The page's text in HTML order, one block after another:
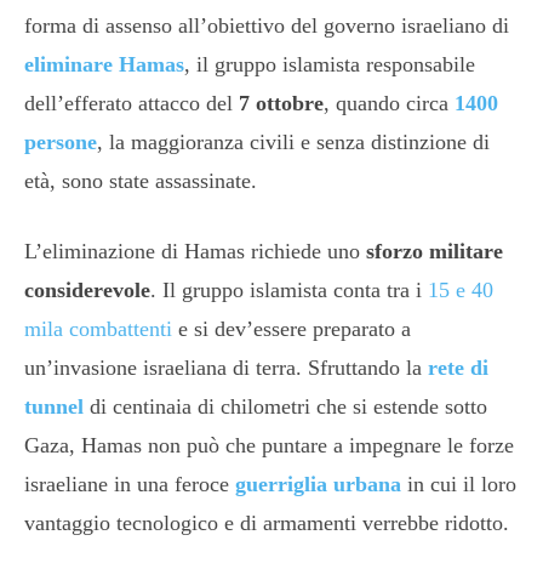
forma di assenso all’obiettivo del governo israeliano di
eliminare Hamas, il gruppo islamista responsabile
dell’efferato attacco del 7 ottobre, quando circa 1400
persone, la maggioranza civili e senza distinzione di
età, sono state assassinate.
L’eliminazione di Hamas richiede uno sforzo militare
considerevole. Il gruppo islamista conta tra i 15 e 40
mila combattenti e si dev’essere preparato a
un’invasione israeliana di terra. Sfruttando la rete di
tunnel di centinaia di chilometri che si estende sotto
Gaza, Hamas non può che puntare a impegnare le forze
israeliane in una feroce guerriglia urbana in cui il loro
vantaggio tecnologico e di armamenti verrebbe ridotto.